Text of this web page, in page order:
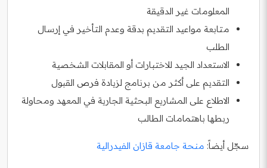
المعلومات غير الدقيقة
متابعة مواعيد التقديم بدقة وعدم التأخير في إرسال
الطلب
الاستعداد الجيد للاختبارات أو المقابلات الشخصية
التقديم على أكثر من برنامج لزيادة فرص القبول
الاطلاع على المشاريع البحثية الجارية في المعهد ومحاولة
ربطها باهتمامات الطالب
سجّل أيضاً: منحة جامعة قازان الفيدرالية